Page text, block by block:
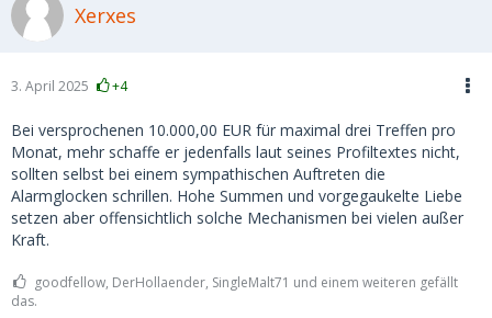
Xerxes
3. April 2025 +4
Bei versprochenen 10.000,00 EUR für maximal drei Treffen pro
Monat, mehr schaffe er jedenfalls laut seines Profiltextes nicht,
sollten selbst bei einem sympathischen Auftreten die
Alarmglocken schrillen. Hohe Summen und vorgegaukelte Liebe
setzen aber offensichtlich solche Mechanismen bei vielen außer
Kraft.
goodfellow, DerHollaender, SingleMalt71 und einem weiteren gefällt
das.